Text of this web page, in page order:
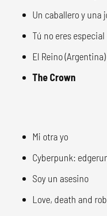
Un caballero y una
Tú no eres especial
El Reino (Argentina)
The Crown
Mi otra yo
Cyberpunk:
Soy un asesino
Love, death and